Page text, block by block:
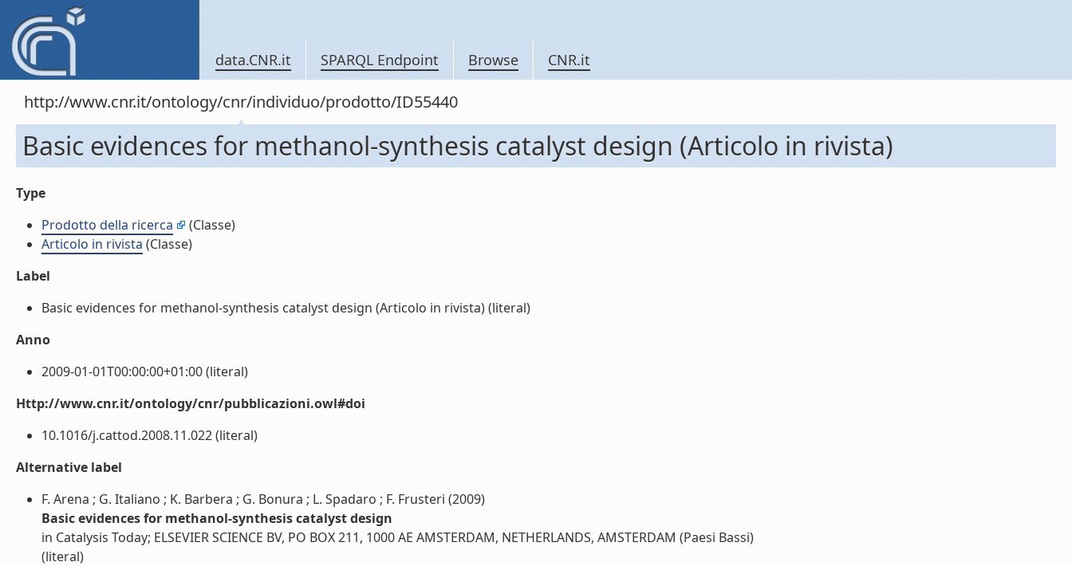
data.CNR.it SPARQL Endpoint Browse CNR.it
http://www.cnr.it/ontology/cnr/individuo/prodotto/ID55440
Basic evidences for methanol-synthesis catalyst design (Articolo in rivista)
Type
Prodotto della ricerca
(Classe)
Articolo in rivista (Classe)
Label
Basic evidences for methanol-synthesis catalyst design (Articolo in rivista) (literal)
Anno
2009-01-01T00:00:00+01:00 (literal)
Http://www.cnr.it/ontology/cnr/pubblicazioni.owl#doi
10.1016/j.cattod.2008.11.022 (literal)
Alternative label
F. Arena ; G. Italiano ; K. Barbera ; G. Bonura ; L. Spadaro ; F. Frusteri (2009)
Basic evidences for methanol-synthesis catalyst design
in Catalysis Today; ELSEVIER SCIENCE BV, PO BOX 211, 1000 AE AMSTERDAM, NETHERLANDS, AMSTERDAM (Paesi Bassi)
(literal)